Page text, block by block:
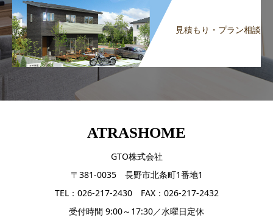
見積もり・プラン相談
ATRASHOME
GTO株式会社
〒381-0035 長野市北条町1番地1
TEL：026-217-2430 FAX：026-217-2432
受付時間 9:00～17:30／水曜日定休